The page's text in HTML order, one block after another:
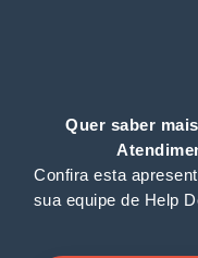
Quer saber
Confira esta
sua equipe de Help